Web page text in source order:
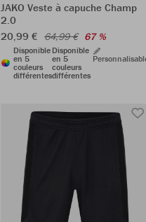
JAKO Veste à capuche Champ
2.0
20,99 € 64,99 € 67 %
Disponible
en 5
couleurs
différentes
Disponible
en 5
couleurs
différentes